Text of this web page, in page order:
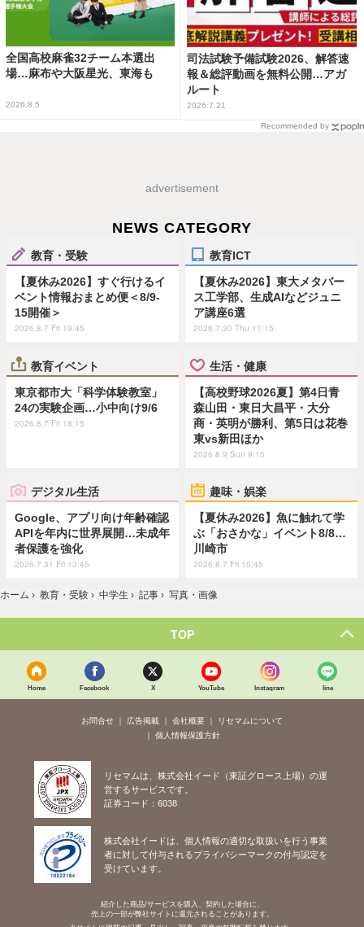
全国高校麻雀32チーム本選出
場…麻布や大阪星光、東海も
2026.8.5
司法試験予備試験2026、解答速
報＆総評動画を無料公開…アガ
ルート
2026.7.21
Recommended by
advertisement
NEWS CATEGORY
教育・受験
【夏休み2026】すぐ行けるイ
ベント情報おまとめ便＜8/9-
15開催＞
2026.8.7 Fri 19:45
教育ICT
【夏休み2026】東大メタバー
ス工学部、生成AIなどジュニ
ア講座6選
2026.7.30 Thu 11:15
教育イベント
東京都市大「科学体験教室」
24の実験企画…小中向け9/6
2026.8.7 Fri 18:15
生活・健康
【高校野球2026夏】第4日青
森山田・東日大昌平・大分
商・英明が勝利、第5日は花巻
東vs新田ほか
2026.8.9 Sun 9:15
デジタル生活
Google、アプリ向け年齢確認
APIを年内に世界展開…未成年
者保護を強化
2026.7.31 Fri 13:45
趣味・娯楽
【夏休み2026】魚に触れて学
ぶ「おさかな」イベント8/8…
川崎市
2026.8.7 Fri 10:45
ホーム › 教育・受験 › 中学生 › 記事 › 写真・画像
TOP
Home Facebook X YouTube Instagram line
お問合せ 広告掲載 会社概要
リセマムについて
個人情報保護方針
リセマムは、株式会社イード（東証グロース上場）の運
営するサービスです。
証券コード：6038
株式会社イードは、個人情報の適切な取扱いを行う事業
者に対して付与されるプライバシーマークの付与認定を
受けています。
紹介した商品/サービスを購入、契約した場合に、
売上の一部が弊社サイトに還元されることがあります。